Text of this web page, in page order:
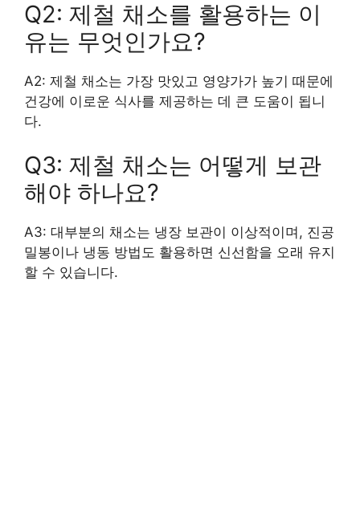
Q2: 제철 채소를 활용하는 이
유는 무엇인가요?
A2: 제철 채소는 가장 맛있고 영양가가 높기 때문에
건강에 이로운 식사를 제공하는 데 큰 도움이 됩니
다.
Q3: 제철 채소는 어떻게 보관
해야 하나요?
A3: 대부분의 채소는 냉장 보관이 이상적이며, 진공
밀봉이나 냉동 방법도 활용하면 신선함을 오래 유지
할 수 있습니다.